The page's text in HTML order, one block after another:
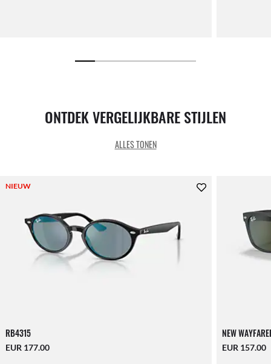
ONTDEK VERGELIJKBARE STIJLEN
ALLES TONEN
NIEUW
RB4315
EUR 177.00
NEW
EUR 157.00